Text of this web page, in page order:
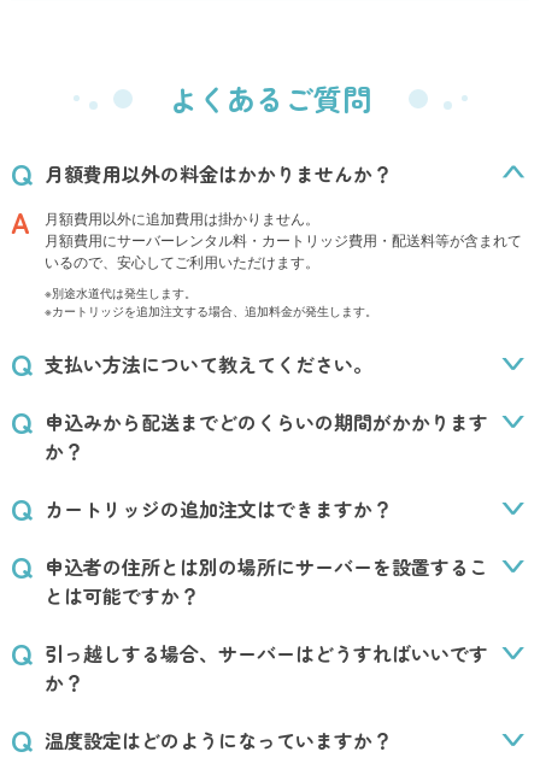
よくあるご質問
月額費用以外の料金はかかりませんか？
月額費用以外に追加費用は掛かりません。
月額費用にサーバーレンタル料・カートリッジ費用・配送料等が含まれて
いるので、安心してご利用いただけます。
※別途水道代は発生します。
※カートリッジを追加注文する場合、追加料金が発生します。
支払い方法について教えてください。
申込みから配送までどのくらいの期間がかかります
か？
カートリッジの追加注文はできますか？
申込者の住所とは別の場所にサーバーを設置するこ
とは可能ですか？
引っ越しする場合、サーバーはどうすればいいです
か？
温度設定はどのようになっていますか？